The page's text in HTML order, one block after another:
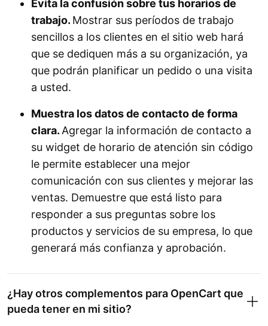
Evita la confusión sobre tus horarios de
trabajo. Mostrar sus períodos de trabajo
sencillos a los clientes en el sitio web hará
que se dediquen más a su organización, ya
que podrán planificar un pedido o una visita
a usted.
Muestra los datos de contacto de forma
clara.Agregar la información de contacto a
su widget de horario de atención sin código
le permite establecer una mejor
comunicación con sus clientes y mejorar las
ventas. Demuestre que está listo para
responder a sus preguntas sobre los
productos y servicios de su empresa, lo que
generará más confianza y aprobación.
¿Hay otros complementos para OpenCart que
pueda tener en mi sitio?